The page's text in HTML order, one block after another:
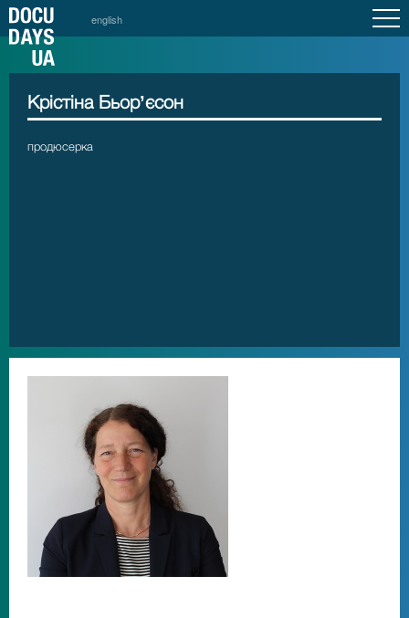
english
Крістіна Бьорʼєсон
продюсерка